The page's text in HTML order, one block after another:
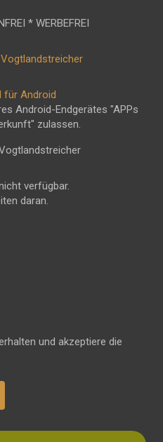
* WERBEFREI
für Android
Android-Endgerätes "APPs
zulassen.
verfügbar.
daran.
und akzeptiere die